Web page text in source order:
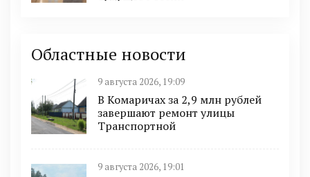
Областные новости
9 августа 2026, 19:09
В Комаричах за 2,9 млн рублей
завершают ремонт улицы
Транспортной
9 августа 2026, 19:01